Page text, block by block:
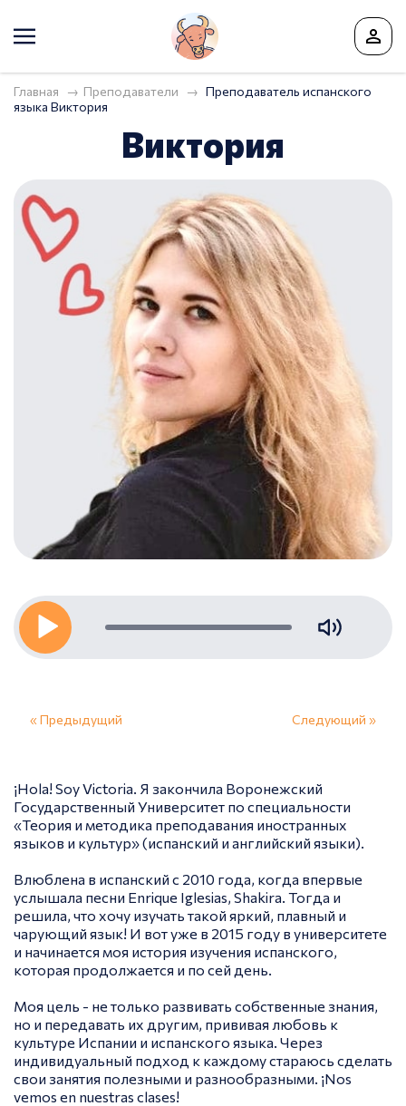
Главная Преподаватели
Преподаватель испанского
языка Виктория
Виктория
« Предыдущий Следующий »
¡Hola! Soy Victoria. Я закончила Воронежский
Государственный Университет по специальности
«Теория и методика преподавания иностранных
языков и культур» (испанский и английский языки).
Влюблена в испанский с 2010 года, когда впервые
услышала песни Enrique Iglesias, Shakira. Тогда и
решила, что хочу изучать такой яркий, плавный и
чарующий язык! И вот уже в 2015 году в университете
и начинается моя история изучения испанского,
которая продолжается и по сей день.
Моя цель - не только развивать собственные знания,
но и передавать их другим, прививая любовь к
культуре Испании и испанского языка. Через
индивидуальный подход к каждому стараюсь сделать
свои занятия полезными и разнообразными. ¡Nos
vemos en nuestras clases!